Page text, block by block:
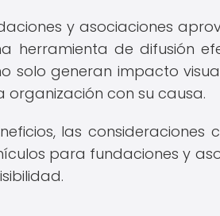
y asociaciones
herramienta de difusión
solo generan impacto
con su causa.
las consideraciones
para fundaciones y